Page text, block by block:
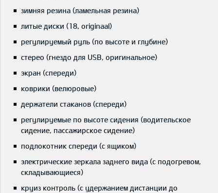
зимняя резина (ламельная резина)
литые диски (18, originaal)
регулируемый руль (по высоте и глубине)
стерео (гнездо для USB, оригинальное)
экран (спереди)
коврики (велюровые)
держатели стаканов (спереди)
регулируемые по высоте сидения (водительское
сидение, пассажирское сидение)
подлокотник спереди (с ящиком)
электрические зеркала заднего вида (с подогревом,
складывающиеся)
круиз контроль (с удержанием дистанции до